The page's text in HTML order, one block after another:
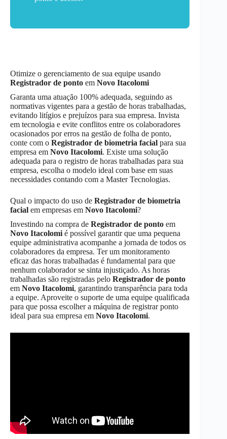
Otimize o gerenciamento de sua equipe usando
Registrador de ponto em Novo Itacolomi
Garanta uma atuação 100% adequada, seguindo as
normativas vigentes para a gestão de horas trabalhadas,
evitando litígios e prejuízos para sua empresa. Invista
em tecnologia e evite conflitos entre os colaboradores
ocasionados por erros na gestão de folha de ponto,
conte com o Registrador de biometria facial para sua
empresa em Novo Itacolomi. Existe uma solução
adequada para o registro de horas trabalhadas para sua
empresa, escolha o modelo ideal com base em suas
necessidades contando com a Master Tecnologias.
Qual o impacto do uso de Registrador de biometria
facial em empresas em Novo Itacolomi?
Investindo na compra de Registrador de ponto em
Novo Itacolomi é possível garantir que uma pequena
equipe administrativa acompanhe a jornada de todos os
colaboradores da empresa. Ter um monitoramento
eficaz das horas trabalhadas é fundamental para que
nenhum colaborador se sinta injustiçado. As horas
trabalhadas são registradas pelo Registrador de ponto
em Novo Itacolomi, garantindo transparência para toda
a equipe. Aproveite o suporte de uma equipe qualificada
para que possa escolher a máquina de registrar ponto
ideal para sua empresa em Novo Itacolomi.